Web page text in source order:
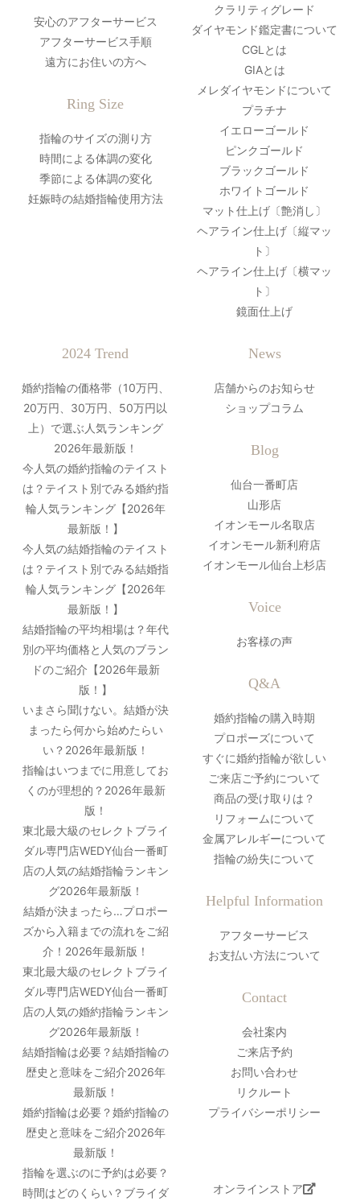
安心のアフターサービス
アフターサービス手順
遠方にお住いの方へ
Ring Size
指輪のサイズの測り方
時間による体調の変化
季節による体調の変化
妊娠時の結婚指輪使用方法
クラリティグレード
ダイヤモンド鑑定書について
CGLとは
GIAとは
メレダイヤモンドについて
プラチナ
イエローゴールド
ピンクゴールド
ブラックゴールド
ホワイトゴールド
マット仕上げ〔艶消し〕
ヘアライン仕上げ〔縦マッ
ト〕
ヘアライン仕上げ〔横マッ
ト〕
鏡面仕上げ
2024 Trend
婚約指輪の価格帯（10万円、
20万円、30万円、50万円以
上）で選ぶ人気ランキング
2026年最新版！
今人気の婚約指輪のテイスト
は？テイスト別でみる婚約指
輪人気ランキング【2026年
最新版！】
今人気の結婚指輪のテイスト
は？テイスト別でみる結婚指
輪人気ランキング【2026年
最新版！】
結婚指輪の平均相場は？年代
別の平均価格と人気のブラン
ドのご紹介【2026年最新
版！】
いまさら聞けない。結婚が決
まったら何から始めたらい
い？2026年最新版！
指輪はいつまでに用意してお
くのが理想的？2026年最新
版！
東北最大級のセレクトブライ
ダル専門店WEDY仙台一番町
店の人気の結婚指輪ランキン
グ2026年最新版！
結婚が決まったら…プロポー
ズから入籍までの流れをご紹
介！2026年最新版！
東北最大級のセレクトブライ
ダル専門店WEDY仙台一番町
店の人気の婚約指輪ランキン
グ2026年最新版！
結婚指輪は必要？結婚指輪の
歴史と意味をご紹介2026年
最新版！
婚約指輪は必要？婚約指輪の
歴史と意味をご紹介2026年
最新版！
指輪を選ぶのに予約は必要？
時間はどのくらい？ブライダ
News
店舗からのお知らせ
ショップコラム
Blog
仙台一番町店
山形店
イオンモール名取店
イオンモール新利府店
イオンモール仙台上杉店
Voice
お客様の声
Q&A
婚約指輪の購入時期
プロポーズについて
すぐに婚約指輪が欲しい
ご来店ご予約について
商品の受け取りは？
リフォームについて
金属アレルギーについて
指輪の紛失について
Helpful Information
アフターサービス
お支払い方法について
Contact
会社案内
ご来店予約
お問い合わせ
リクルート
プライバシーポリシー
オンラインストア